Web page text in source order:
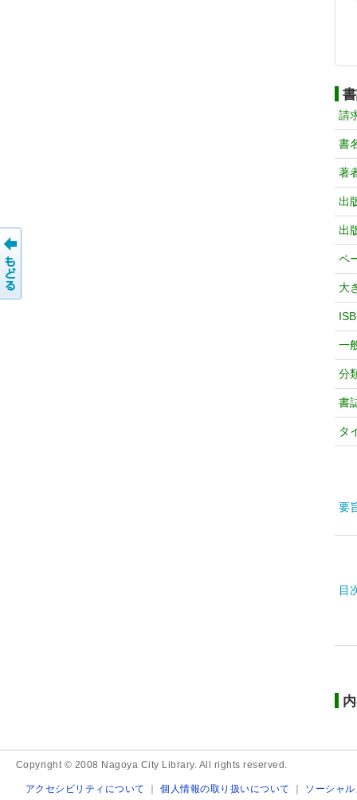
請
書
著
出
出
ペ
大
一
分
書
タ
要
目
Copyright © 2008 Nagoya City Library. All rights reserved.
アクセシビリティについて ｜個人情報の取り扱いについて ｜ ソーシャ